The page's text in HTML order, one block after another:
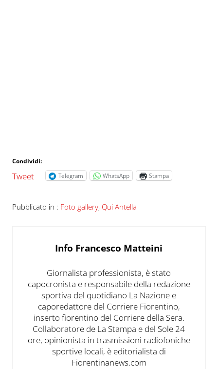
Condividi:
Tweet Telegram WhatsApp Stampa
Pubblicato in : Foto gallery, Qui Antella
Info Francesco Matteini
Giornalista professionista, è stato
capocronista e responsabile della redazione
sportiva del quotidiano La Nazione e
caporedattore del Corriere Fiorentino,
inserto fiorentino del Corriere della Sera.
Collaboratore de La Stampa e del Sole 24
ore, opinionista in trasmissioni radiofoniche
sportive locali, è editorialista di
Fiorentinanews.com